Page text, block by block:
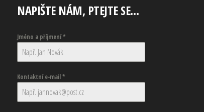
NAPIŠTE NÁM, PTEJTE SE…
Jméno a příjmení*
Kontaktní e-mail*